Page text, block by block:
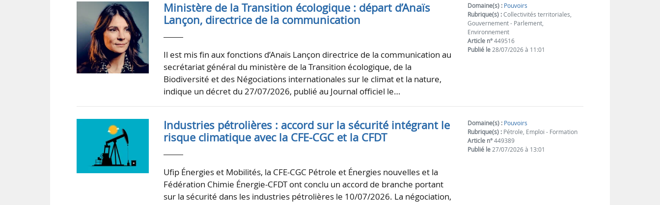
Ministère de la Transition écologique : départ d’Anaïs
Lançon, directrice de la communication
Il est mis fin aux fonctions d’Anaïs Lançon directrice de la communication au
secrétariat général du ministère de la Transition écologique, de la
Biodiversité et des Négociations internationales sur le climat et la nature,
indique un décret du 27/07/2026, publié au Journal officiel le…
Domaine(s) : Pouvoirs
Rubrique(s) :Collectivités territoriales,
Gouvernement - Parlement,
Environnement
Article n°449516
Publié le28/07/2026 à 11:01
Industries pétrolières : accord sur la sécurité intégrant le
risque climatique avec la CFE-CGC et la CFDT
Ufip Énergies et Mobilités, la CFE-CGC Pétrole et Énergies nouvelles et la
Fédération Chimie Énergie-CFDT ont conclu un accord de branche portant
sur la sécurité dans les industries pétrolières le 10/07/2026. La négociation,
Domaine(s) : Pouvoirs
Rubrique(s) : Pétrole, Emploi - Formation
Article n°449389
Publié le27/07/2026 à 13:01